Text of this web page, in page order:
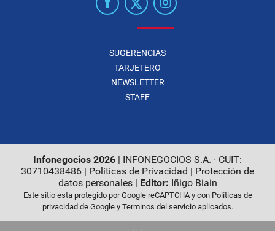
SUGERENCIAS
TARJETERO
NEWSLETTER
STAFF
Infonegocios 2026 | INFONEGOCIOS S.A. · CUIT:
30710438486 | Políticas de Privacidad | Protección de
datos personales| Editor: Iñigo Biain
Este sitio esta protegido por Google reCAPTCHA y con Políticas de
privacidad de Googley Terminos del servicioaplicados.